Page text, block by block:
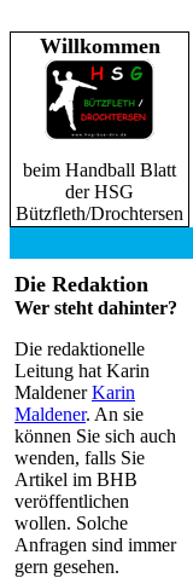
Willkommen
beim Handball Blatt
der HSG
Bützfleth/Drochtersen
Die Redaktion
Wer steht dahinter?
Die redaktionelle
Leitung hat Karin
MaldenerKarin
Maldener. An sie
können Sie sich auch
wenden, falls Sie
Artikel im BHB
veröffentlichen
wollen. Solche
Anfragen sind immer
gern gesehen.